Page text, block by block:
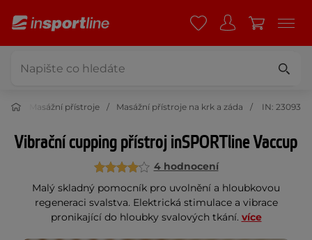
Masážní přístroje Masážní přístroje na krk a záda IN: 23093
Vibrační cupping přístroj inSPORTline Vaccup
4 hodnocení
Malý skladný pomocník pro uvolnění a hloubkovou
regeneraci svalstva. Elektrická stimulace a vibrace
pronikající do hloubky svalových tkání. více